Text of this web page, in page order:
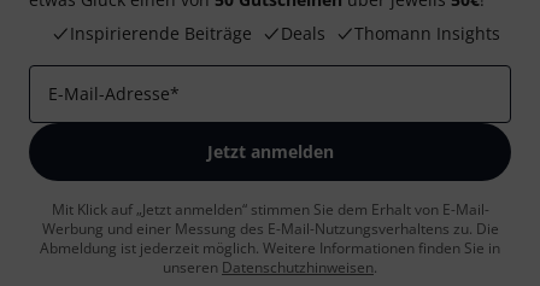
Inspirierende Beiträge
Deals Thomann Insights
E-Mail-Adresse*
Jetzt anmelden
Mit Klick auf „Jetzt anmelden“ stimmen Sie dem Erhalt von E-Mail-
Werbung und einer Messung des E-Mail-Nutzungsverhaltens zu. Die
Abmeldung ist jederzeit möglich. Weitere Informationen finden Sie in
unseren Datenschutzhinweisen.